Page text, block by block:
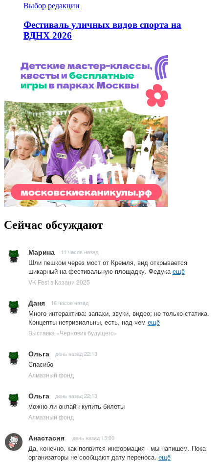
Выбор редакции
Фестиваль уличных видов спорта на
ВДНХ 2026
Сейчас обсуждают
Марина 11 часов назад
Шли пешком через мост от Кремля, вид открывается
шикарный на фестивальную площадку. Федука ещё
VK Fest в Казани 2025
Даня 16 часов назад
Много интерактива: запахи, звуки, видео; не только статика.
Концепты нетривиальны, есть, над чем ещё
Выставка «Черновик будущего»
Ольга день назад 22:13
Спасибо
Алмазный фонд
Ольга день назад 22:13
можно ли онлайн купить билеты
Алмазный фонд
Анастасия день назад 15:00
Да, конечно, как появится информация - мы напишем. Пока
организаторы не сообщают дату переноса. ещё